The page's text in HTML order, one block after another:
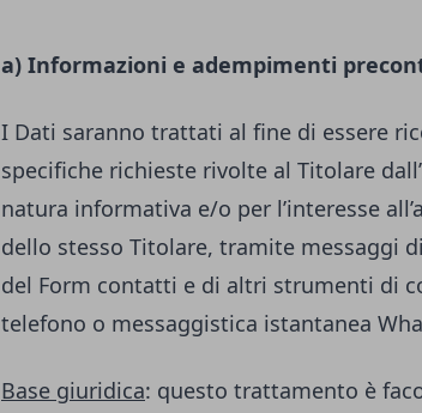
a) Informazioni e adempimenti
I Dati saranno trattati al fine di essere
specifiche richieste rivolte al Titolare
natura informativa e/o per l’interesse
dello stesso Titolare, tramite messaggi
del Form contatti e di altri strumenti di
telefono o messaggistica istantanea
Base giuridica: questo trattamento è